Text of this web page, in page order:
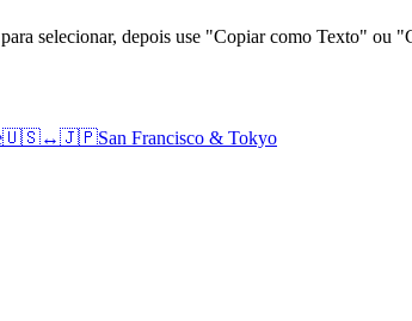
selecionar, depois use "Copiar como Texto" ou
🇺🇸↔🇯🇵San Francisco & Tokyo